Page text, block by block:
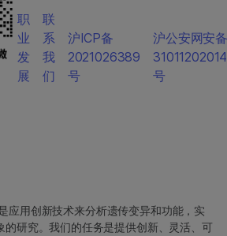
应用创新技术来分析遗传变异和功能，实
的研究。我们的任务是提供创新、灵活、可
职
业
发
展
联
系
我
们
沪ICP备
2021026389
号
沪公安网安
号